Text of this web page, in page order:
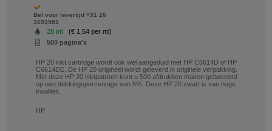
Bel voor levertijd +31 26
3193981
28 ml
(€ 1,54 per ml)
500 pagina's
HP 20 inkt cartridge wordt ook wel aangeduid met HP C6614D of HP
C6614DE. De HP 20 origineel wordt geleverd in originele verpakking.
Met deze HP 20 inktpatroon kunt u 500 afdrukken maken gebaseerd
op een dekkingspercentage van 5%. Deze HP 20 zwart is van hoge
kwaliteit.
HP